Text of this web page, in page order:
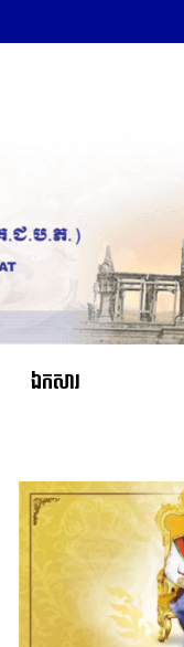
ឯកសារ